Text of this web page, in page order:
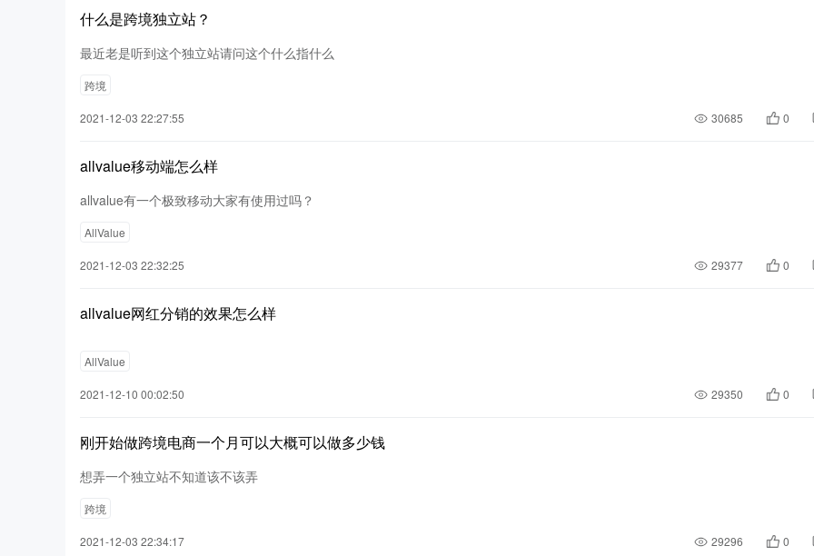
什么是跨境独立站？
最近老是听到这个独立站请问这个什么指什么
跨境
2021-12-03 22:27:55 30685 0
allvalue移动端怎么样
allvalue有一个极致移动大家有使用过吗？
AllValue
2021-12-03 22:32:25 29377 0
allvalue网红分销的效果怎么样
AllValue
2021-12-10 00:02:50 29350 0
刚开始做跨境电商一个月可以大概可以做多少钱
想弄一个独立站不知道该不该弄
跨境
2021-12-03 22:34:17 29296 0